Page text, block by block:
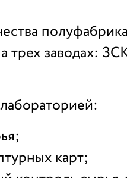
трех заводах:
карт;